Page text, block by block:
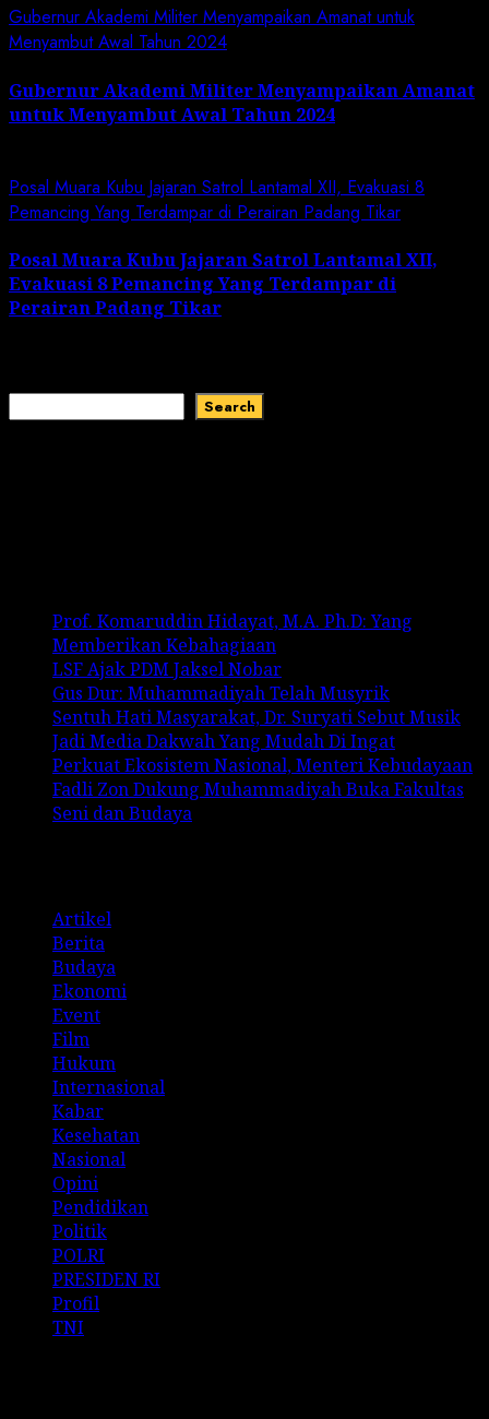
Gubernur Akademi Militer Menyampaikan Amanat untuk
Menyambut Awal Tahun 2024
Gubernur Akademi Militer Menyampaikan Amanat
untuk Menyambut Awal Tahun 2024
Posal Muara Kubu Jajaran Satrol Lantamal XII, Evakuasi 8
Pemancing Yang Terdampar di Perairan Padang Tikar
Posal Muara Kubu Jajaran Satrol Lantamal XII,
Evakuasi 8 Pemancing Yang Terdampar di
Perairan Padang Tikar
Search
Prof. Komaruddin Hidayat, M.A. Ph.D: Yang
Memberikan Kebahagiaan
LSF Ajak PDM Jaksel Nobar
Gus Dur: Muhammadiyah Telah Musyrik
Sentuh Hati Masyarakat, Dr. Suryati Sebut Musik
Jadi Media Dakwah Yang Mudah Di Ingat
Perkuat Ekosistem Nasional, Menteri Kebudayaan
Fadli Zon Dukung Muhammadiyah Buka Fakultas
Seni dan Budaya
Artikel
Berita
Budaya
Ekonomi
Event
Film
Hukum
Internasional
Kabar
Kesehatan
Nasional
Opini
Pendidikan
Politik
POLRI
PRESIDEN RI
Profil
TNI